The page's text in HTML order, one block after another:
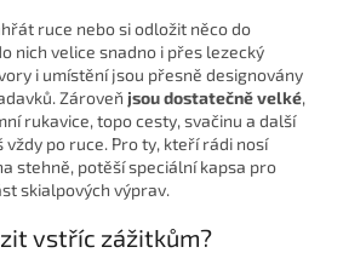
ruce nebo si odložit něco do
nich velice snadno i přes lezecký
i umístění jsou přesně designovány
Zároveň jsou dostatečně velké,
rukavice, topo cesty, svačinu a další
po ruce. Pro ty, kteří rádi nosí
stehně, potěší speciální kapsa pro
skialpových výprav.
vstříc zážitkům?